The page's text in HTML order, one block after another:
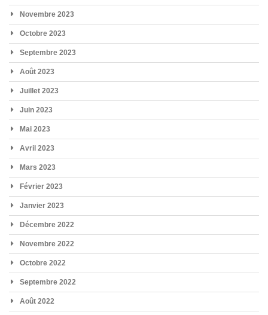
Novembre 2023
Octobre 2023
Septembre 2023
Août 2023
Juillet 2023
Juin 2023
Mai 2023
Avril 2023
Mars 2023
Février 2023
Janvier 2023
Décembre 2022
Novembre 2022
Octobre 2022
Septembre 2022
Août 2022